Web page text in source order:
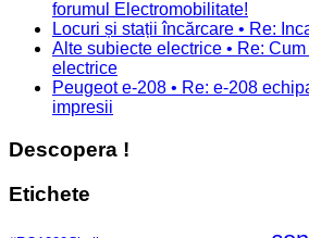
forumul Electromobilitate!
Locuri și stații încărcare • Re:
Alte subiecte electrice • Re:
electrice
Peugeot e-208 • Re: e-208
impresii
Descopera !
Etichete